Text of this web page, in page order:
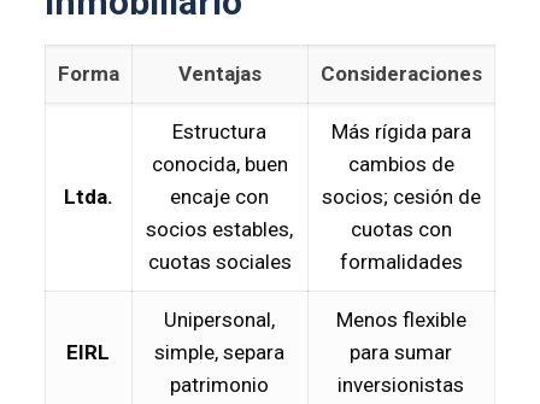
Forma Ventajas Consideraciones
Ltda.
Estructura
conocida, buen
encaje con
socios estables,
cuotas sociales
Más rígida para
cambios de
socios; cesión de
cuotas con
formalidades
EIRL
Unipersonal,
simple, separa
patrimonio
Menos flexible
para sumar
inversionistas